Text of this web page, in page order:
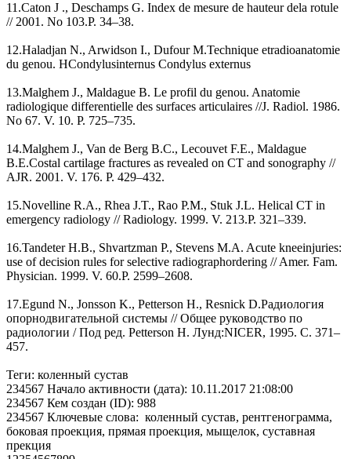
11.Caton J ., Deschamps G. Index de mesure de hauteur dela rotule
// 2001. No 103.P. 34–38.
12.Haladjan N., Arwidson I., Dufour M.Technique etradioanatomie
du genou. HCondylusinternus Condylus externus
13.Malghem J., Maldague B. Le profil du genou. Anatomie
radiologique differentielle des surfaces articulaires //J. Radiol. 1986.
No 67. V. 10. P. 725–735.
14.Malghem J., Van de Berg B.C., Lecouvet F.E., Maldague
B.E.Costal cartilage fractures as revealed on CT and sonography //
AJR. 2001. V. 176. P. 429–432.
15.Novelline R.A., Rhea J.T., Rao P.M., Stuk J.L. Helical CT in
emergency radiology // Radiology. 1999. V. 213.P. 321–339.
16.Tandeter H.B., Shvartzman P., Stevens M.A. Acute kneeinjuries:
use of decision rules for selective radiographordering // Amer. Fam.
Physician. 1999. V. 60.P. 2599–2608.
17.Egund N., Jonsson K., Petterson H., Resnick D.Радиология
опорнодвигательной системы // Общее руководство по
радиологии / Под ред. Petterson H. Лунд:NICER, 1995. C. 371–
457.
Теги: коленный сустав
234567 Начало активности (дата): 10.11.2017 21:08:00
234567 Кем создан (ID): 988
234567 Ключевые слова: коленный сустав, рентгенограмма,
боковая проекция, прямая проекция, мыщелок, суставная
прекция